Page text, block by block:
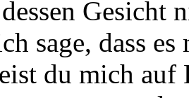
sage, dass
du mich auf